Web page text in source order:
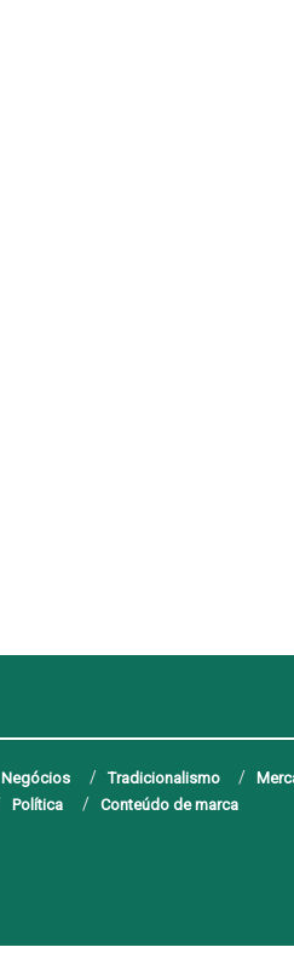
Negócios Tradicionalismo
Política Conteúdo de marca